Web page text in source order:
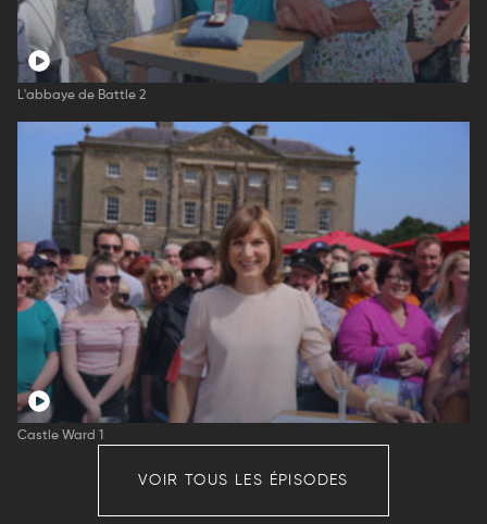
L'abbaye de Battle 2
Castle Ward 1
VOIR TOUS LES ÉPISODES